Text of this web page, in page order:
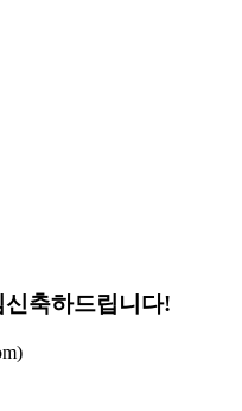
축하드립니다!